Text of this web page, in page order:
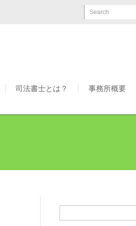
Search
司法書士とは？ 事務所概要